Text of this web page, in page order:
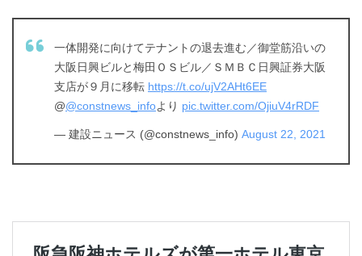
一体開発に向けてテナントの退去進む／御堂筋沿いの
大阪日興ビルと梅田ＯＳビル／ＳＭＢＣ日興証券大阪
支店が９月に移転 https://t.co/ujV2AHt6EE
@@constnews_infoより pic.twitter.com/OjiuV4rRDF
— 建設ニュース (@constnews_info) August 22, 2021